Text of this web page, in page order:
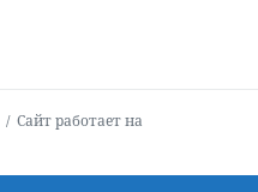
Сайт работает на